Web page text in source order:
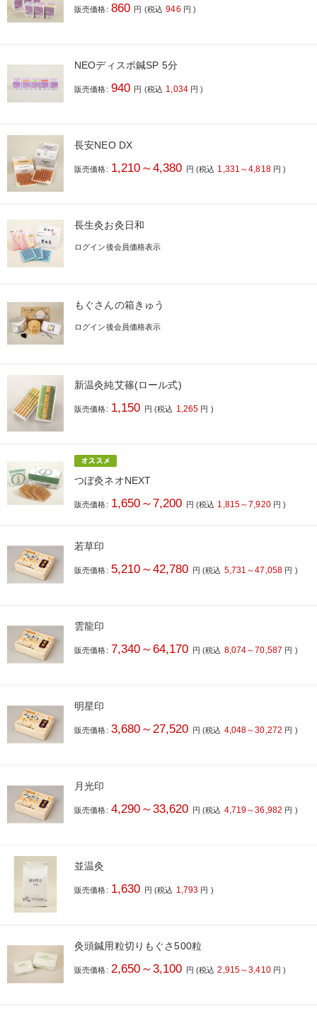
販売価格: 860 円 (税込 946 円)
NEOディスポ鍼SP 5分
販売価格: 940 円 (税込 1,034 円)
長安NEO DX
販売価格: 1,210～4,380 円 (税込 1,331～4,818 円)
長生灸お灸日和
ログイン後会員価格表示
もぐさんの箱きゅう
ログイン後会員価格表示
新温灸純艾篠(ロール式)
販売価格: 1,150 円 (税込 1,265 円 )
つぼ灸ネオNEXT
販売価格: 1,650～7,200 円 (税込 1,815～7,920 円)
若草印
販売価格: 5,210～42,780 円 (税込 5,731～47,058 円 )
雲龍印
販売価格: 7,340～64,170 円 (税込 8,074～70,587 円 )
明星印
販売価格: 3,680～27,520 円 (税込 4,048～30,272 円 )
月光印
販売価格: 4,290～33,620 円 (税込 4,719～36,982 円 )
並温灸
販売価格: 1,630 円 (税込 1,793 円 )
灸頭鍼用粒切りもぐさ500粒
販売価格: 2,650～3,100 円 (税込 2,915～3,410 円)